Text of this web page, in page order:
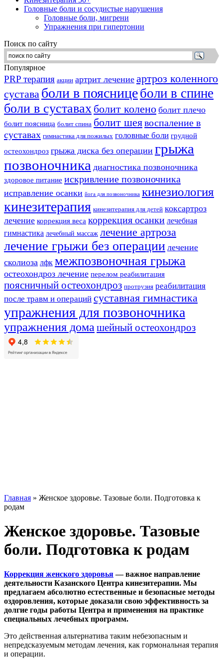
Головные боли и сосудистые нарушения
Головные боли, мигрени
Упражнения при гипертонии
Поиск по сайту
Популярное
PRP терапия акции артрит лечение артроз коленного
сустава боли в поясницеболи в спине
боли в суставах болит колено болит плечо
болит поясница болит спина болит шеявоспаление в
суставах гимнастика для пожилых головные боли грудной
остеохондроз грыжа диска без операции грыжа
позвоночника диагностика позвоночника
здоровое питание искривление позвоночника
исправление осанки йога для позвоночника кинезиология
кинезитерапия кинезитерапия для детей коксартроз
лечение коррекция веса коррекция осанки лечебная
гимнастика лечебный массаж лечение артроза
лечение грыжи без операции лечение
сколиоза лфк межпозвоночная грыжа
остеохондроз лечение перелом реабилитация
поясничный остеохондроз протрузия реабилитация
после травм и операций суставная гимнастика
упражнения для позвоночника
упражнения дома шейный остеохондроз
Главная » Женское здоровье. Тазовые боли. Подготовка к
родам
Женское здоровье. Тазовые
боли. Подготовка к родам
Коррекция женского здоровья— важное направление
деятельности Казанского Центра кинезитерапии. Мы
предлагаем абсолютно естественные и безопасные методы
оздоровления, которые доказали свою эффективность за
долгие годы работы Центра и применения на практике
специальных лечебных программ.
Это действенная альтернатива таким небезопасным и
непредсказуемым методам лечения, как гормональная терапия
и операции.